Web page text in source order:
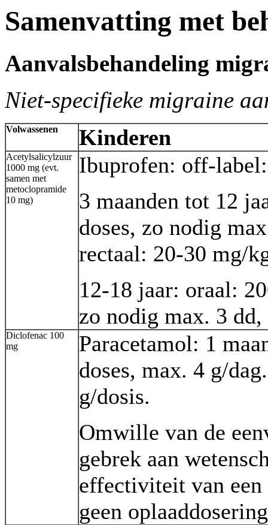
Samenvatting met
Aanvalsbehandeling
Niet-specifieke migraine
Volwassenen Kinderen
Acetylsalicylzuur
1000 mg (evt.
samen met
metoclopramide
10 mg)
Ibuprofen: off-
3 maanden tot 12
doses, zo nodig
rectaal: 20-30 mg/
12-18 jaar: oraal:
zo nodig max. 3
Diclofenac 100
mg
Paracetamol: 1
doses, max. 4 g/
g/dosis.
Omwille van de
gebrek aan
effectiviteit van
geen